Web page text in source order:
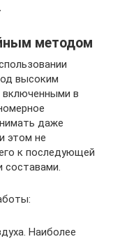
методом
высоким
включенными в
даже
этом не
к последующей
Наиболее